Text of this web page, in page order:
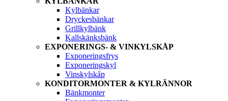
Kylbänkar
Dryckesbänkar
Grillkylbänk
Kallskänksbänk
EXPONERINGS- & VINKYLSKÅP
Exponeringsfrys
Exponeringskyl
Vinskylskåp
KONDITORMONTER & KYLRÄNNOR
Bänkmonter